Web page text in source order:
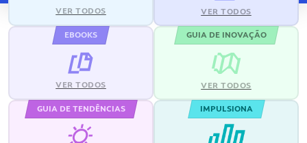
VER TODOS VER TODOS
EBOOKS
VER TODOS
GUIA DE INOVAÇÃO
VER TODOS
GUIA DE TENDÊNCIAS IMPULSIONA